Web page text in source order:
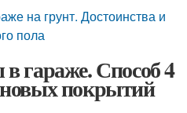
на грунт. Достоинства и
пола
гараже. Способ 4
покрытий